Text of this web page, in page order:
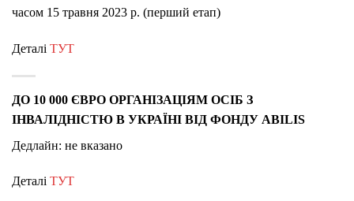
часом 15 травня 2023 р. (перший етап)
Деталі ТУТ
ДО 10 000 ЄВРО ОРГАНІЗАЦІЯМ ОСІБ З
ІНВАЛІДНІСТЮ В УКРАЇНІ ВІД ФОНДУ ABILIS
Дедлайн: не вказано
Деталі ТУТ